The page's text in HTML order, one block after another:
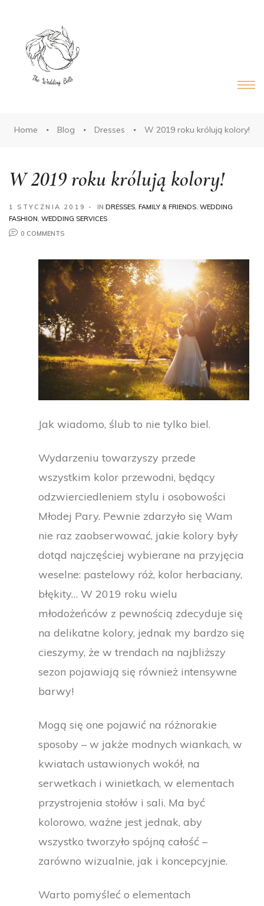
Home Blog Dresses W 2019 roku królują kolory!
W 2019 roku królują kolory!
1 STYCZNIA 2019 INDRESSES,FAMILY & FRIENDS,WEDDING
FASHION, WEDDING SERVICES
0 COMMENTS
Jak wiadomo, ślub to nie tylko biel.
Wydarzeniu towarzyszy przede
wszystkim kolor przewodni, będący
odzwierciedleniem stylu i osobowości
Młodej Pary. Pewnie zdarzyło się Wam
nie raz zaobserwować, jakie kolory były
dotąd najczęściej wybierane na przyjęcia
weselne: pastelowy róż, kolor herbaciany,
błękity… W 2019 roku wielu
młodożeńców z pewnością zdecyduje się
na delikatne kolory, jednak my bardzo się
cieszymy, że w trendach na najbliższy
sezon pojawiają się również intensywne
barwy!
Mogą się one pojawić na różnorakie
sposoby – w jakże modnych wiankach, w
kwiatach ustawionych wokół, na
serwetkach i winietkach, w elementach
przystrojenia stołów i sali. Ma być
kolorowo, ważne jest jednak, aby
wszystko tworzyło spójną całość –
zarówno wizualnie, jak i koncepcyjnie.
Warto pomyśleć o elementach